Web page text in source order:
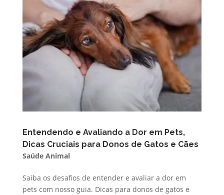
Entendendo e Avaliando a Dor em Pets,
Dicas Cruciais para Donos de Gatos e Cães
Saúde Animal
Saiba os desafios de entender e avaliar a dor em
pets com nosso guia. Dicas para donos de gatos e